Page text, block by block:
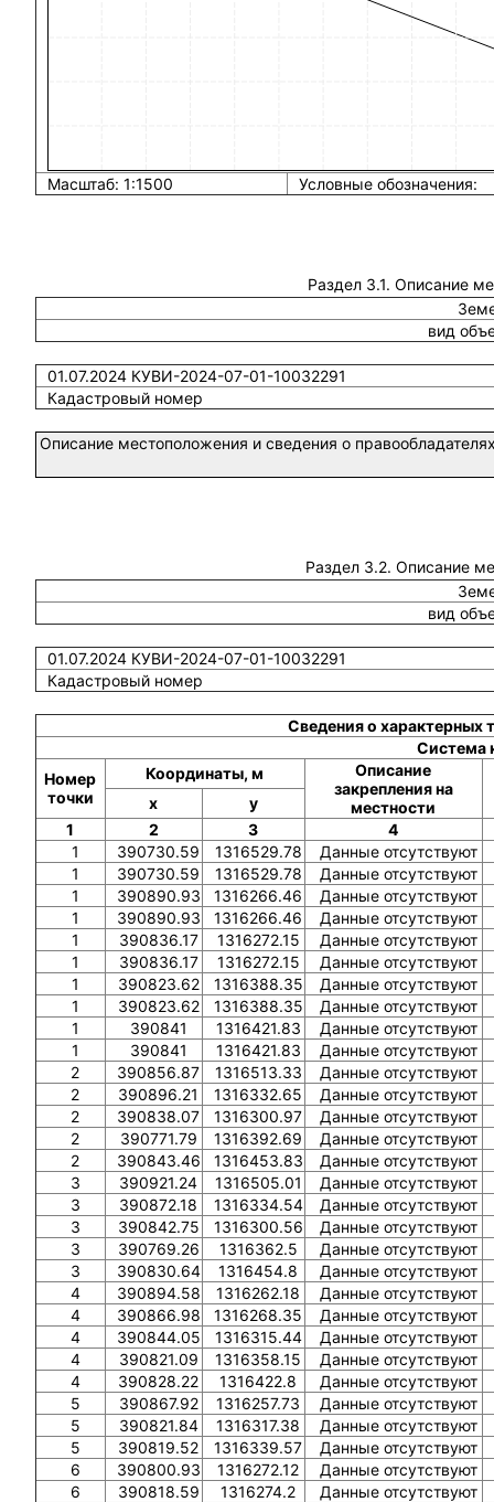
Масштаб: 1:1500 Условные обозначения:
Раздел 3.1. Описание
вид
01.07.2024 КУВИ-2024-07-01-10032291
Кадастровый номер
Описание местоположения и сведения о
Раздел 3.2. Описание
вид
01.07.2024 КУВИ-2024-07-01-10032291
Кадастровый номер
Сведения о характерных
Система
Номер
точки
Координаты, м
Описание
закрепления на
местности
x
y
1
2 3
4
1
390730.59 1316529.78
Данные отсутствуют
1
390730.59 1316529.78
Данные отсутствуют
1
390890.93 1316266.46
Данные отсутствуют
1
390890.93 1316266.46
Данные отсутствуют
1
390836.17 1316272.15
Данные отсутствуют
1
390836.17 1316272.15
Данные отсутствуют
1
390823.62 1316388.35
Данные отсутствуют
1
390823.62 1316388.35
Данные отсутствуют
1
390841 1316421.83
Данные отсутствуют
1
390841 1316421.83
Данные отсутствуют
2
390856.87 1316513.33
Данные отсутствуют
2
390896.21 1316332.65
Данные отсутствуют
2
390838.07 1316300.97
Данные отсутствуют
2
390771.79 1316392.69
Данные отсутствуют
2
390843.46 1316453.83
Данные отсутствуют
3
390921.24 1316505.01
Данные отсутствуют
3
390872.18 1316334.54
Данные отсутствуют
3
390842.75 1316300.56
Данные отсутствуют
3
390769.26 1316362.5
Данные отсутствуют
3
390830.64 1316454.8
Данные отсутствуют
4
390894.58 1316262.18
Данные отсутствуют
4
390866.98 1316268.35
Данные отсутствуют
4
390844.05 1316315.44
Данные отсутствуют
4
390821.09 1316358.15
Данные отсутствуют
4
390828.22 1316422.8
Данные отсутствуют
5
390867.92 1316257.73
Данные отсутствуют
5
390821.84 1316317.38
Данные отсутствуют
5
390819.52 1316339.57
Данные отсутствуют
6
390800.93 1316272.12
Данные отсутствуют
6
390818.59 1316274.2
Данные отсутствуют